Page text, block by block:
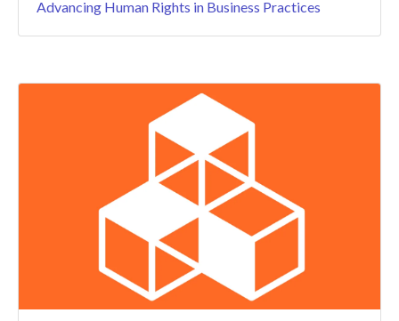
Advancing Human Rights in Business Practices